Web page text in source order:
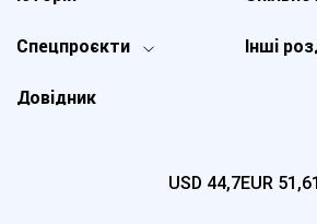
Спецпроєкти Інші
Довідник
USD 44,7EUR 51,61